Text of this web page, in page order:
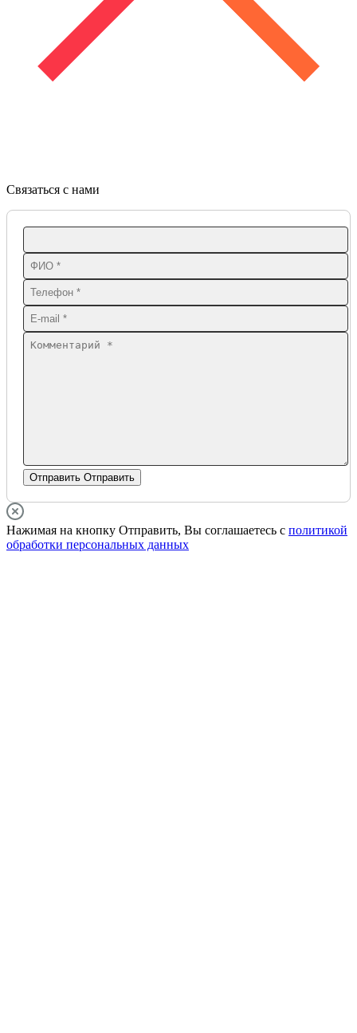
Связаться с нами
Отправить Отправить
Нажимая на кнопку Отправить, Вы соглашаетесь с политикой
обработки персональных данных